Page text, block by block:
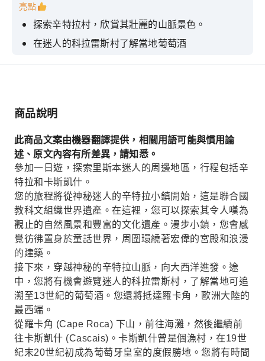
亮點
探索辛特拉村，欣賞其壯麗的山脈景色。
在迷人的科拉雷斯村了解當地葡萄酒
參觀羅卡角，歐洲大陸的最西端。
商品說明
此商品文案由機器翻譯提供，相關用語可能與慣用論
述、原文內容有所差異，請知悉。
參加一日遊，探索里斯本迷人的周邊地區，行程包括辛
特拉和卡斯凱什。
您的旅程將從神秘迷人的辛特拉小鎮開始，這是聯合國
教科文組織世界遺產。在這裡，您可以探索其令人嘆為
觀止的自然風景和豐富的文化遺產。漫步小鎮，您會感
覺彷彿置身於童話世界，周圍環繞著宏偉的宮殿和浪漫
的建築。
接下來，穿越神秘的辛特拉山脈，向大西洋進發。途
中，您將有機會遊覽迷人的科拉雷斯村，了解當地可追
溯至13世紀的葡萄酒。您還將抵達羅卡角，歐洲大陸的
最西端。
從羅卡角 (Cape Roca) 下山，前往海灘，然後繼續前
往卡斯凱什 (Cascais)。卡斯凱什曾是個漁村，在19世
紀末20世紀初成為葡萄牙皇室的度假勝地。您將有時間